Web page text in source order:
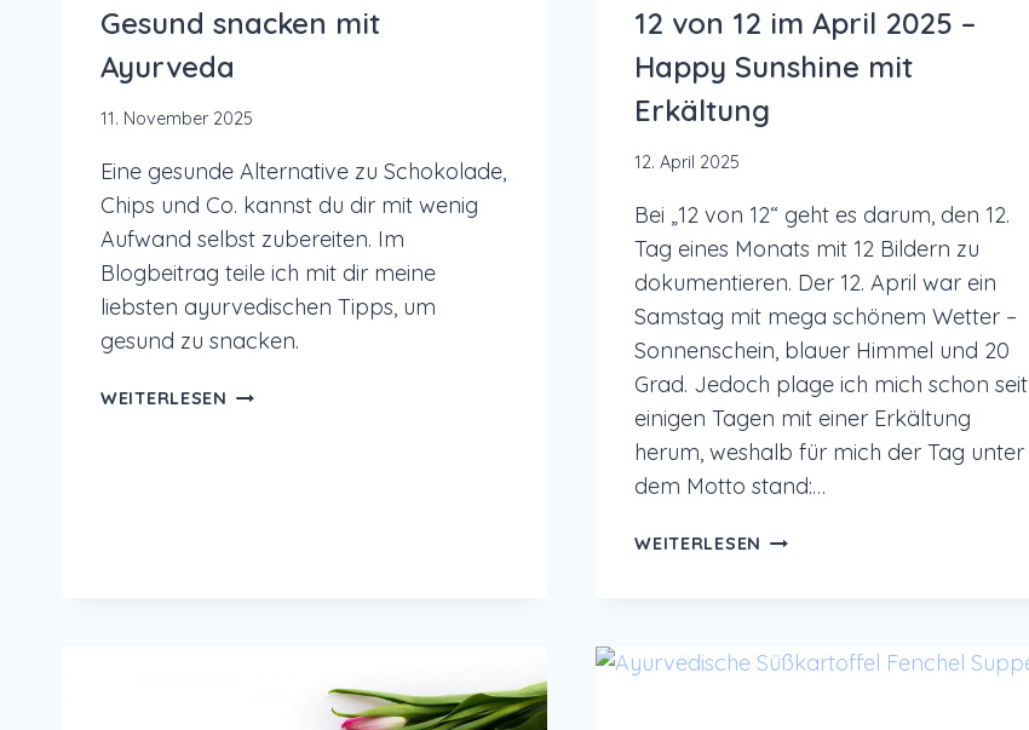
Gesund snacken mit
Ayurveda
11. November 2025
Eine gesunde Alternative zu Schokolade,
Chips und Co. kannst du dir mit wenig
Aufwand selbst zubereiten. Im
Blogbeitrag teile ich mit dir meine
liebsten ayurvedischen Tipps, um
gesund zu snacken.
WEITERLESEN GESUND
12 von 12 im April 2025 –
Happy Sunshine mit
Erkältung
12. April 2025
Bei „12 von 12“ geht es darum, den 12.
Tag eines Monats mit 12 Bildern zu
dokumentieren. Der 12. April war ein
Samstag mit mega schönem Wetter –
Sonnenschein, blauer Himmel und 20
Grad. Jedoch plage ich mich schon seit
einigen Tagen mit einer Erkältung
herum, weshalb für mich der Tag unter
dem Motto stand:…
WEITERLESEN 12
APRIL
2025